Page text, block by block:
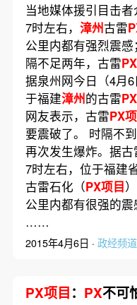
当地媒体援引目击
7时左右， 漳州古雷
公里内都有强烈震
隔不足两年，古雷
据泉州网今日（4月
于福建漳州的古雷
网友表示，古雷PX
要震破了。 时隔不到
再次发生爆炸。据
7时左右，位于福建
古雷石化（PX项目
公里内都有很强的震
……
2015年4月6日 · 政经频道
PX项目： PX不可